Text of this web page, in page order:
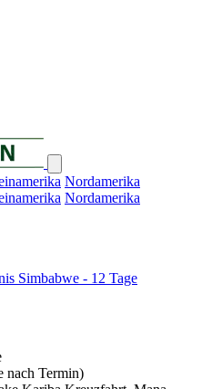
Nordamerika
Nordamerika
Simbabwe - 12 Tage
nach Termin)